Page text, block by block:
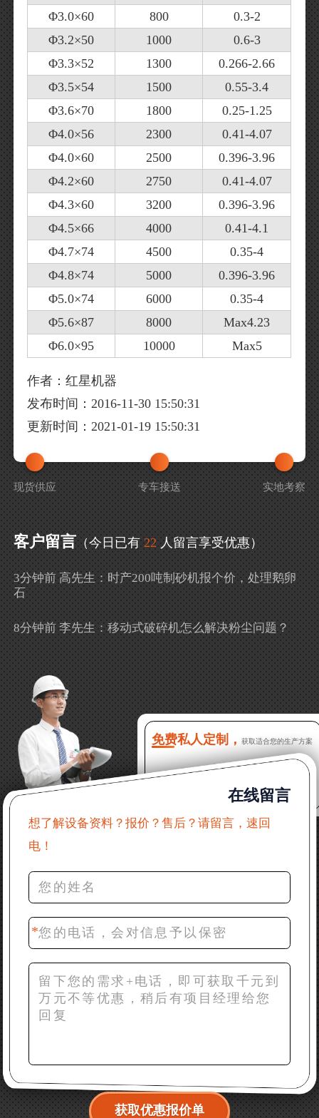
Φ3.0×60
800
0.3-2
Φ3.2×50
1000
0.6-3
Φ3.3×52
1300
0.266-2.66
Φ3.5×54
1500
0.55-3.4
Φ3.6×70
1800
0.25-1.25
Φ4.0×56
2300
0.41-4.07
Φ4.0×60
2500
0.396-3.96
Φ4.2×60
2750
0.41-4.07
Φ4.3×60
3200
0.396-3.96
Φ4.5×66
4000
0.41-4.1
Φ4.7×74
4500
0.35-4
Φ4.8×74
5000
0.396-3.96
Φ5.0×74
6000
0.35-4
Φ5.6×87
8000
Max4.23
Φ6.0×95
10000 Max5
作者：红星机器
发布时间：2016-11-30 15:50:31
更新时间：2021-01-19 15:50:31
现货供应 专车接送 实地考察
客户留言 （今日已有 22 人留言享受优惠）
3分钟前 高先生：时产200吨制砂机报个价，处理鹅卵
石
8分钟前 李先生：移动式破碎机怎么解决粉尘问题？
吗？
16分钟前 程先生：破碎生产线出个方案及报价，有什
么售后服务？
22分钟前 郑女士：想了解时产500吨锤破，加工石灰石
31分钟前 吴先生：成套石头破碎设备有吗？给个详细
产品资料
36分钟前 罗先生：每小时100吨左右的鄂破和反击破，
42分钟前 梁先生：膨润土磨到200目，用什么磨粉设
备？
免费私人定制， 获取适合您的生产方案
在线留言
想了解设备资料？报价？售后？请留言，速回
电！
获取优惠报价单